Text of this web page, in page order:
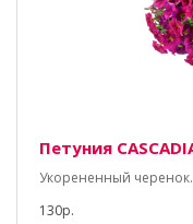
Петуния
Укорененный
130р.